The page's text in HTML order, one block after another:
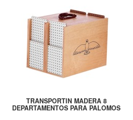
TRANSPORTIN MADERA 8
DEPARTAMENTOS PARA PALOMOS